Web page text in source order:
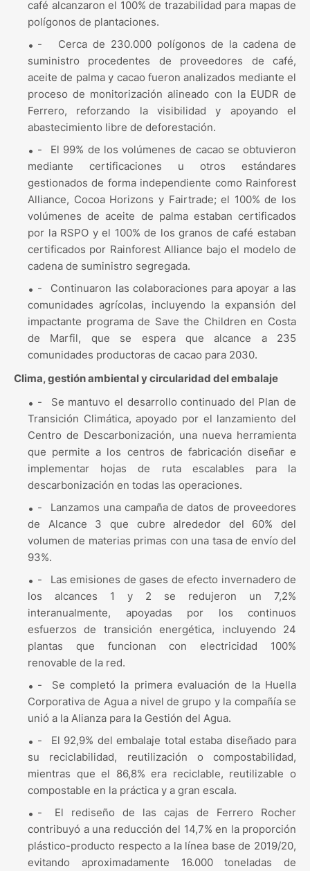
café alcanzaron el 100% de trazabilidad para mapas de
polígonos de plantaciones.
-
Cerca de 230.000 polígonos de la cadena de
suministro procedentes de proveedores de café,
aceite de palma y cacao fueron analizados mediante el
proceso de monitorización alineado con la EUDR de
Ferrero, reforzando la visibilidad y apoyando el
abastecimiento libre de deforestación.
-
El 99% de los volúmenes de cacao se obtuvieron
mediante certificaciones u otros estándares
gestionados de forma independiente como Rainforest
Alliance, Cocoa Horizons y Fairtrade; el 100% de los
volúmenes de aceite de palma estaban certificados
por la RSPO y el 100% de los granos de café estaban
certificados por Rainforest Alliance bajo el modelo de
cadena de suministro segregada.
-
Continuaron las colaboraciones para apoyar a las
comunidades agrícolas, incluyendo la expansión del
impactante programa de Save the Children en Costa
de Marfil, que se espera que alcance a 235
comunidades productoras de cacao para 2030.
Clima, gestión ambiental y circularidad del embalaje
-
Se mantuvo el desarrollo continuado del Plan de
Transición Climática, apoyado por el lanzamiento del
Centro de Descarbonización, una nueva herramienta
que permite a los centros de fabricación diseñar e
implementar hojas de ruta escalables para la
descarbonización en todas las operaciones.
-
Lanzamos una campaña de datos de proveedores
de Alcance 3 que cubre alrededor del 60% del
volumen de materias primas con una tasa de envío del
93%.
-
Las emisiones de gases de efecto invernadero de
los alcances 1 y 2 se redujeron un 7,2%
interanualmente, apoyadas por los continuos
esfuerzos de transición energética, incluyendo 24
plantas que funcionan con electricidad 100%
renovable de la red.
-
Se completó la primera evaluación de la Huella
Corporativa de Agua a nivel de grupo y la compañía se
unió a la Alianza para la Gestión del Agua.
-
El 92,9% del embalaje total estaba diseñado para
su reciclabilidad, reutilización o compostabilidad,
mientras que el 86,8% era reciclable, reutilizable o
compostable en la práctica y a gran escala.
-
El rediseño de las cajas de Ferrero Rocher
contribuyó a una reducción del 14,7% en la proporción
plástico-producto respecto a la línea base de 2019/20,
evitando aproximadamente 16.000 toneladas de